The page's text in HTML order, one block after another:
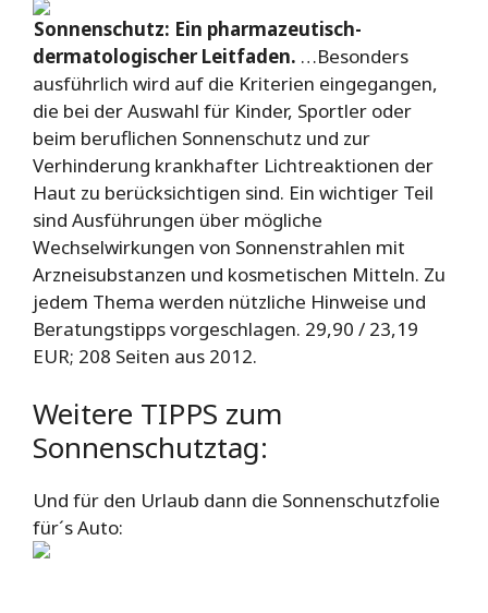
Sonnenschutz: Ein pharmazeutisch-
dermatologischer Leitfaden. …Besonders
ausführlich wird auf die Kriterien eingegangen,
die bei der Auswahl für Kinder, Sportler oder
beim beruflichen Sonnenschutz und zur
Verhinderung krankhafter Lichtreaktionen der
Haut zu berücksichtigen sind. Ein wichtiger Teil
sind Ausführungen über mögliche
Wechselwirkungen von Sonnenstrahlen mit
Arzneisubstanzen und kosmetischen Mitteln. Zu
jedem Thema werden nützliche Hinweise und
Beratungstipps vorgeschlagen. 29,90 / 23,19
EUR; 208 Seiten aus 2012.
Weitere TIPPS zum
Sonnenschutztag:
Und für den Urlaub dann die Sonnenschutzfolie
für´s Auto: